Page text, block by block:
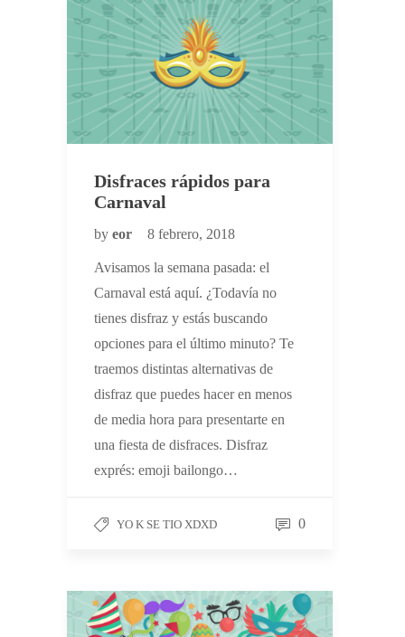
Disfraces rápidos para
Carnaval
by eor 8 febrero, 2018
Avisamos la semana pasada: el
Carnaval está aquí. ¿Todavía no
tienes disfraz y estás buscando
opciones para el último minuto? Te
traemos distintas alternativas de
disfraz que puedes hacer en menos
de media hora para presentarte en
una fiesta de disfraces. Disfraz
exprés: emoji bailongo…
YO K SE TIO XDXD 0